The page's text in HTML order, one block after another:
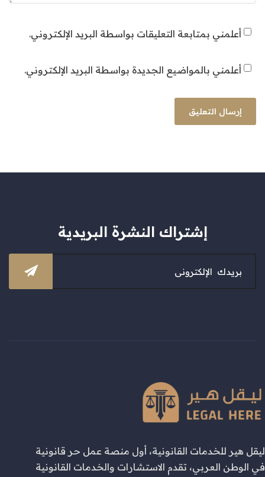
أعلمني بمتابعة التعليقات بواسطة البريد الإلكتروني.
أعلمني بالمواضيع الجديدة بواسطة البريد الإلكتروني.
إشتراك النشرة البريدية
ليقل هير للخدمات القانونية، أول منصة عمل حر قانونية
في الوطن العربي، تقدم الاستشارات والخدمات القانونية